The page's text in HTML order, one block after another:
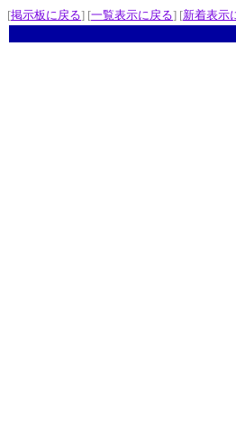
[掲示板に戻る] [一覧表示に戻る] [新着表示